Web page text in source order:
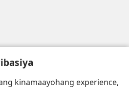
kinamaayohang experience,